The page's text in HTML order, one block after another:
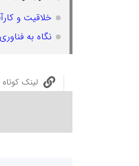
خلاقیت و
نگاه به
لینک